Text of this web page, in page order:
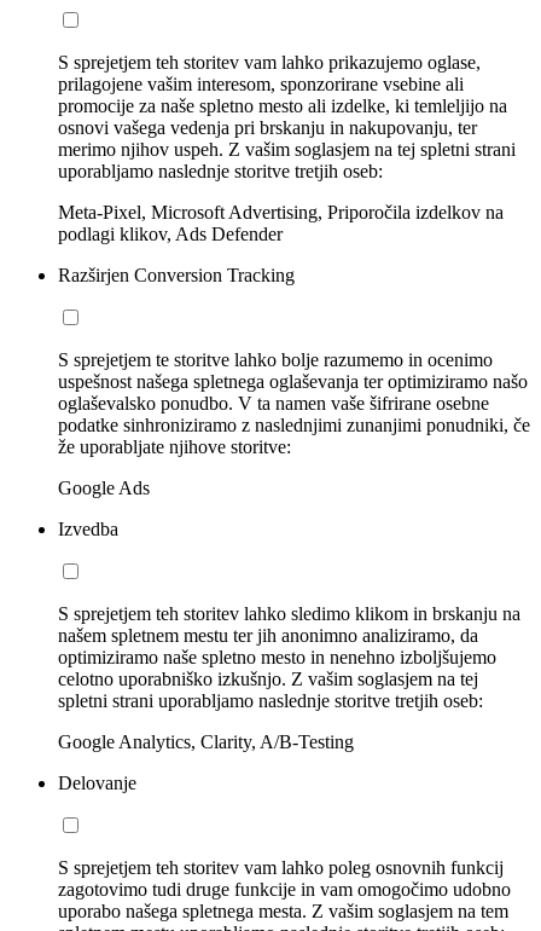
S sprejetjem teh storitev vam lahko prikazujemo oglase,
prilagojene vašim interesom, sponzorirane vsebine ali
promocije za naše spletno mesto ali izdelke, ki temleljijo na
osnovi vašega vedenja pri brskanju in nakupovanju, ter
merimo njihov uspeh. Z vašim soglasjem na tej spletni strani
uporabljamo naslednje storitve tretjih oseb:
Meta-Pixel, Microsoft Advertising, Priporočila izdelkov na
podlagi klikov, Ads Defender
Razširjen Conversion Tracking
S sprejetjem te storitve lahko bolje razumemo in ocenimo
uspešnost našega spletnega oglaševanja ter optimiziramo našo
oglaševalsko ponudbo. V ta namen vaše šifrirane osebne
podatke sinhroniziramo z naslednjimi zunanjimi ponudniki, če
že uporabljate njihove storitve:
Google Ads
Izvedba
S sprejetjem teh storitev lahko sledimo klikom in brskanju na
našem spletnem mestu ter jih anonimno analiziramo, da
optimiziramo naše spletno mesto in nenehno izboljšujemo
celotno uporabniško izkušnjo. Z vašim soglasjem na tej
spletni strani uporabljamo naslednje storitve tretjih oseb:
Google Analytics, Clarity, A/B-Testing
Delovanje
S sprejetjem teh storitev vam lahko poleg osnovnih funkcij
zagotovimo tudi druge funkcije in vam omogočimo udobno
uporabo našega spletnega mesta. Z vašim soglasjem na tem